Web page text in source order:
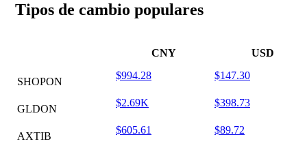
Tipos de cambio populares
CNY USD
SHOPON
$994.28 $147.30
GLDON
$2.69K $398.73
AXTIB
$605.61 $89.72